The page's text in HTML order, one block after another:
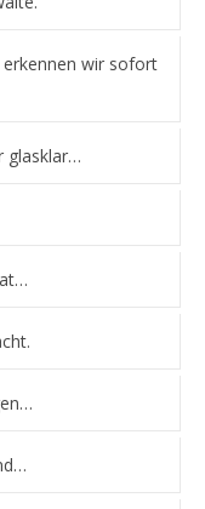
erkennen wir sofort
glasklar…